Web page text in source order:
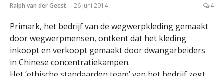
Ralph van der Geest 26 juni 2014 4
Primark, het bedrijf van de wegwerpkleding gemaakt
door wegwerpmensen, ontkent dat het kleding
inkoopt en verkoopt gemaakt door dwangarbeiders
in Chinese concentratiekampen.